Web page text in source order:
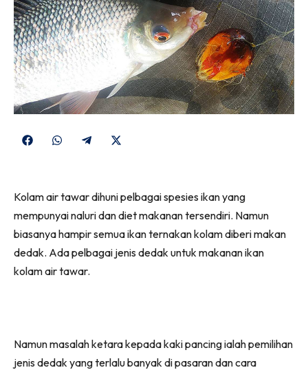
Share
Share
Share
(Twitter)
Kolam air tawar dihuni pelbagai spesies ikan yang
mempunyai naluri dan diet makanan tersendiri. Namun
biasanya hampir semua ikan ternakan kolam diberi makan
dedak. Ada pelbagai jenis dedak untuk makanan ikan
kolam air tawar.
Namun masalah ketara kepada kaki pancing ialah pemilihan
jenis dedak yang terlalu banyak di pasaran dan cara